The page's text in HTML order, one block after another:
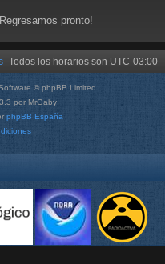
pronto!
Todos los horarios son UTC-03:00
© phpBB Limited
por MrGaby
phpBB España